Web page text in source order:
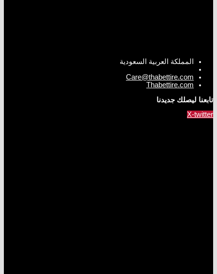
المملكة العربية السعودية
Care@thabettire.com
Thabettire.com
تابعنا ليصلك جديدنا
X-twitter